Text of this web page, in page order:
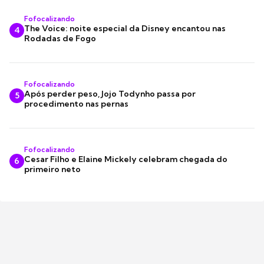
4
Fofocalizando
The Voice: noite especial da Disney encantou nas
Rodadas de Fogo
5
Fofocalizando
Após perder peso, Jojo Todynho passa por
procedimento nas pernas
6
Fofocalizando
Cesar Filho e Elaine Mickely celebram chegada do
primeiro neto